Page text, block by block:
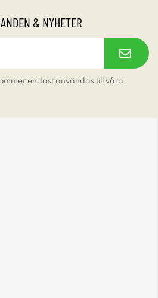
& NYHETER
endast användas till våra